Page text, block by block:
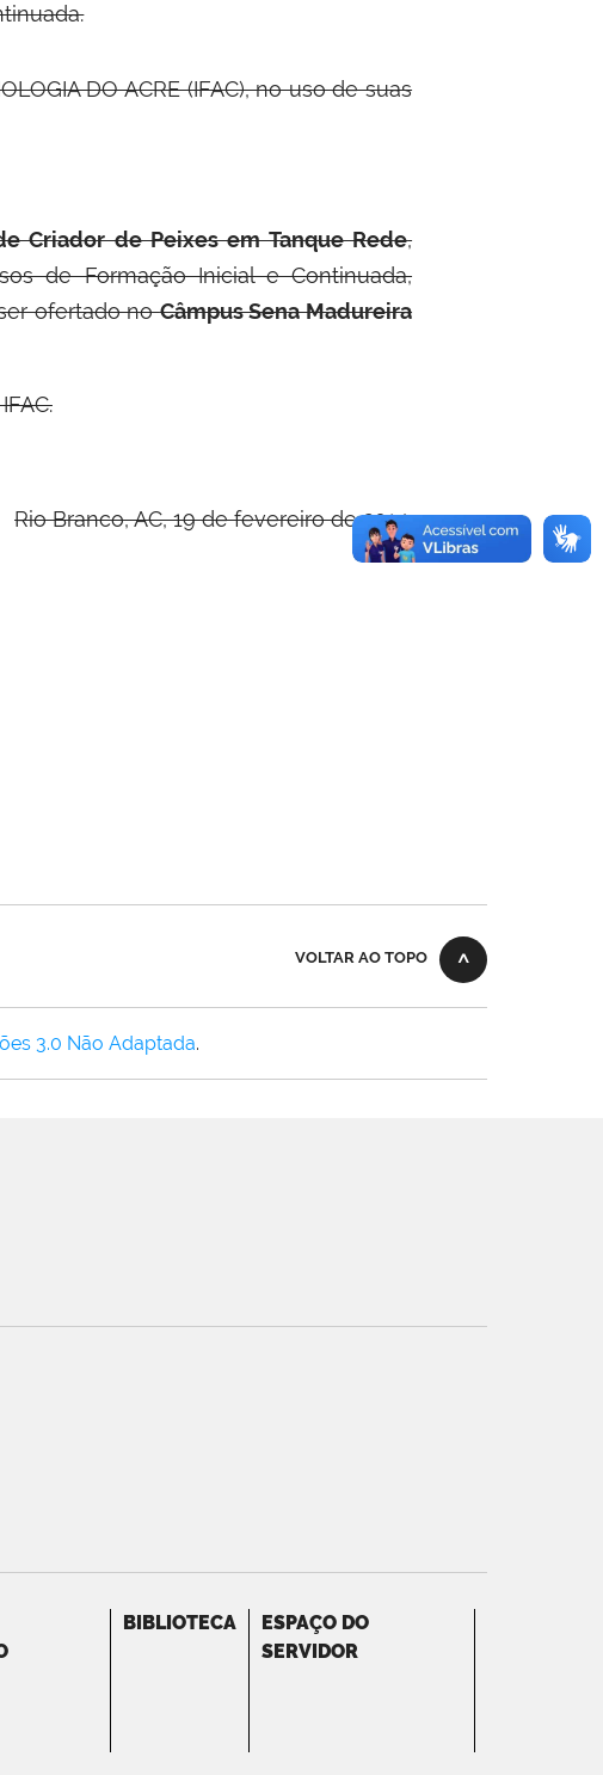
DO ACRE (IFAC), no uso de suas
Criador de Peixes em Tanque Rede,
de Formação Inicial e Continuada,
ofertado noCâmpus Sena Madureira
Rio Branco, AC, 19 de fevereiro de 2014.
VOLTAR AO TOPO
3.0 Não Adaptada.
BIBLIOTECA
ESPAÇO DO
SERVIDOR